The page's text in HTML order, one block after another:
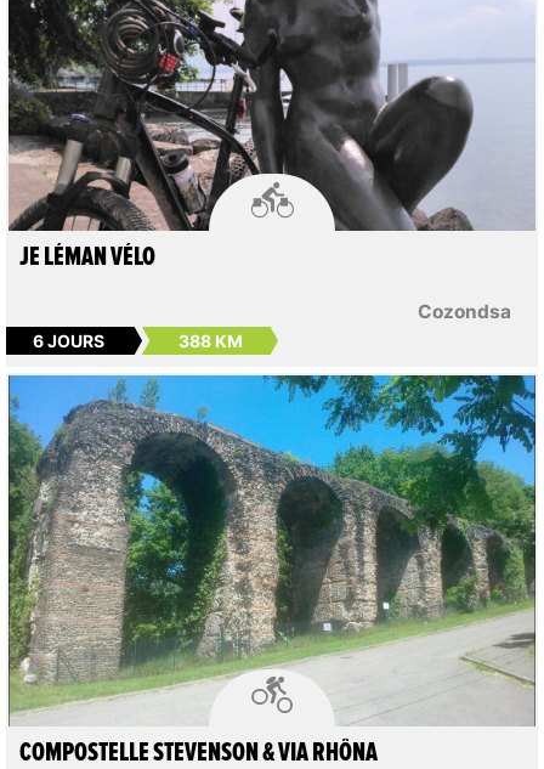

Cozondsa
JE LÉMAN VÉLO
6 JOURS 388 KM

COMPOSTELLE STEVENSON & VIA RHÔNA